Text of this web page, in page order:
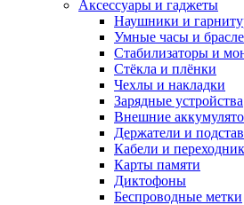
Аксессуары и гаджеты
Наушники и
Умные часы и
Стабилизаторы и
Стёкла и плёнки
Чехлы и накладки
Зарядные устройства
Внешние
Держатели и
Кабели и
Карты памяти
Диктофоны
Беспроводные метки